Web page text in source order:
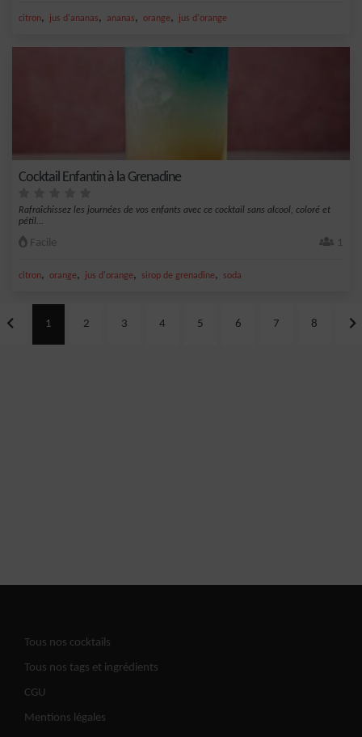
citron, jus d'ananas, ananas, orange, jus d'orange
Cocktail Enfantin à la Grenadine
Rafraîchissez les journées de vos enfants avec ce cocktail sans alcool, coloré et
pétil...
Facile 1
citron, orange, jus d'orange, sirop de grenadine, soda
1 2 3 4 5 6 7 8
Tous nos cocktails
Tous nos tags et ingrédients
CGU
Mentions légales